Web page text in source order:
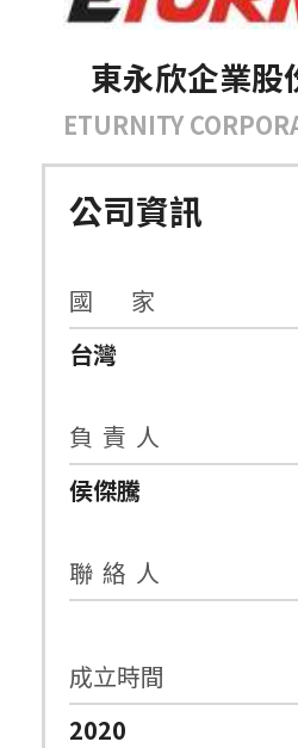
東永欣企業股
ETURNITY
公司資訊
國 家
台灣
負 責 人
侯傑騰
聯 絡 人
成立時間
2020